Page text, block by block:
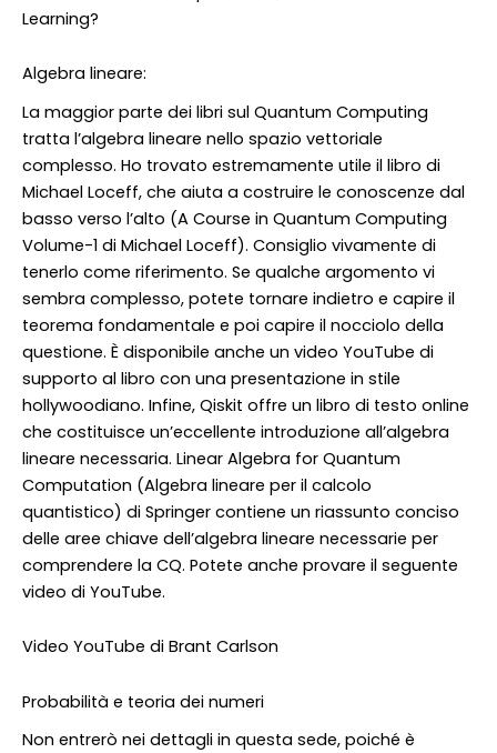
Learning?
Algebra lineare:
La maggior parte dei libri sul Quantum Computing
tratta l’algebra lineare nello spazio vettoriale
complesso. Ho trovato estremamente utile il libro di
Michael Loceff, che aiuta a costruire le conoscenze dal
basso verso l’alto (A Course in Quantum Computing
Volume-1 di Michael Loceff). Consiglio vivamente di
tenerlo come riferimento. Se qualche argomento vi
sembra complesso, potete tornare indietro e capire il
teorema fondamentale e poi capire il nocciolo della
questione. È disponibile anche un video YouTube di
supporto al libro con una presentazione in stile
hollywoodiano. Infine, Qiskit offre un libro di testo online
che costituisce un’eccellente introduzione all’algebra
lineare necessaria. Linear Algebra for Quantum
Computation (Algebra lineare per il calcolo
quantistico) di Springer contiene un riassunto conciso
delle aree chiave dell’algebra lineare necessarie per
comprendere la CQ. Potete anche provare il seguente
video di YouTube.
Video YouTube di Brant Carlson
Probabilità e teoria dei numeri
Non entrerò nei dettagli in questa sede, poiché è